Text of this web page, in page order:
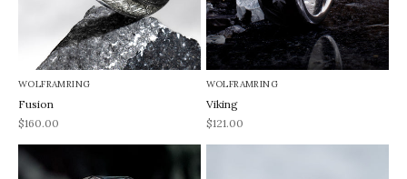
WOLFRAMRING
Fusion
REA-pris
$160.00
WOLFRAMRING
Viking
REA-pris
$121.00